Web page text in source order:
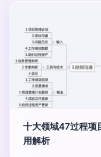
十大领域47过程项
用解析